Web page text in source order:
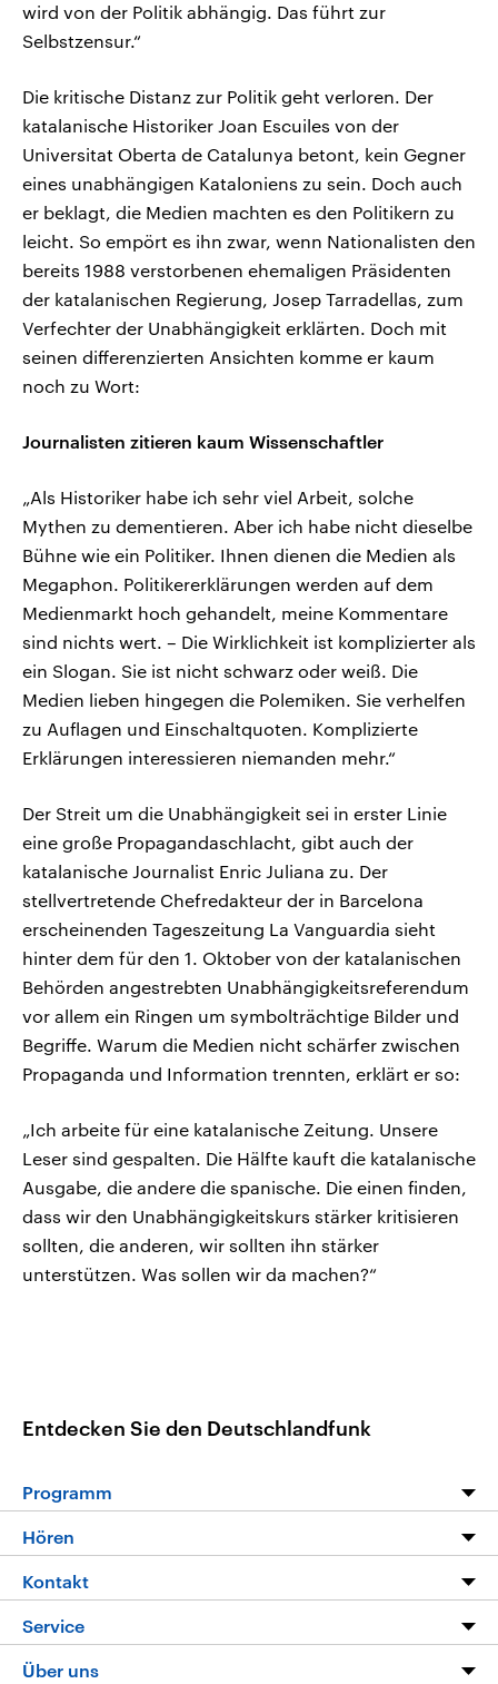
wird von der Politik abhängig. Das führt zur
Selbstzensur.“
Die kritische Distanz zur Politik geht verloren. Der
katalanische Historiker Joan Escuiles von der
Universitat Oberta de Catalunya betont, kein Gegner
eines unabhängigen Kataloniens zu sein. Doch auch
er beklagt, die Medien machten es den Politikern zu
leicht. So empört es ihn zwar, wenn Nationalisten den
bereits 1988 verstorbenen ehemaligen Präsidenten
der katalanischen Regierung, Josep Tarradellas, zum
Verfechter der Unabhängigkeit erklärten. Doch mit
seinen differenzierten Ansichten komme er kaum
noch zu Wort:
Journalisten zitieren kaum Wissenschaftler
„Als Historiker habe ich sehr viel Arbeit, solche
Mythen zu dementieren. Aber ich habe nicht dieselbe
Bühne wie ein Politiker. Ihnen dienen die Medien als
Megaphon. Politikererklärungen werden auf dem
Medienmarkt hoch gehandelt, meine Kommentare
sind nichts wert. – Die Wirklichkeit ist komplizierter als
ein Slogan. Sie ist nicht schwarz oder weiß. Die
Medien lieben hingegen die Polemiken. Sie verhelfen
zu Auflagen und Einschaltquoten. Komplizierte
Erklärungen interessieren niemanden mehr.“
Der Streit um die Unabhängigkeit sei in erster Linie
eine große Propagandaschlacht, gibt auch der
katalanische Journalist Enric Juliana zu. Der
stellvertretende Chefredakteur der in Barcelona
erscheinenden Tageszeitung La Vanguardia sieht
hinter dem für den 1. Oktober von der katalanischen
Behörden angestrebten Unabhängigkeitsreferendum
vor allem ein Ringen um symbolträchtige Bilder und
Begriffe. Warum die Medien nicht schärfer zwischen
Propaganda und Information trennten, erklärt er so:
„Ich arbeite für eine katalanische Zeitung. Unsere
Leser sind gespalten. Die Hälfte kauft die katalanische
Ausgabe, die andere die spanische. Die einen finden,
dass wir den Unabhängigkeitskurs stärker kritisieren
sollten, die anderen, wir sollten ihn stärker
unterstützen. Was sollen wir da machen?“
Entdecken Sie den Deutschlandfunk
Programm
Programm
Die Nachrichten
Nachrichtenleicht
Neue Beiträge auf dlf.de
Hören
Livestream
Podcasts
Kontakt
Hörerservice
Service
FAQ
Über uns